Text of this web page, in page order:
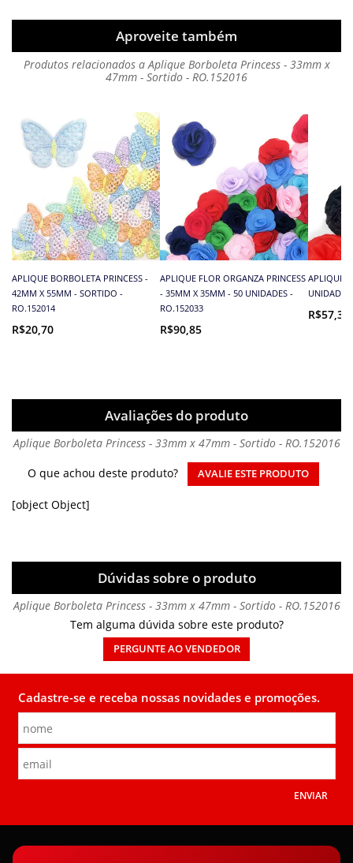
Aproveite também
Produtos relacionados a Aplique Borboleta Princess - 33mm x
47mm - Sortido - RO.152016
APLIQUE BORBOLETA PRINCESS -
42MM X 55MM - SORTIDO -
RO.152014
R$20,70
APLIQUE FLOR ORGANZA PRINCESS
- 35MM X 35MM - 50 UNIDADES -
RO.152033
R$90,85
APLIQUE
R$57,39
Avaliações do produto
Aplique Borboleta Princess - 33mm x 47mm - Sortido - RO.152016
O que achou deste produto?
AVALIE ESTE PRODUTO
[object Object]
Dúvidas sobre o produto
Aplique Borboleta Princess - 33mm x 47mm - Sortido - RO.152016
Tem alguma dúvida sobre este produto?
PERGUNTE AO VENDEDOR
Cadastre-se e receba nossas novidades e promoções.
ENVIAR